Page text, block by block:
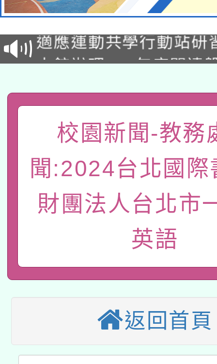
本校115學年度第2次
招甄選結果公告(無人
招)
適應運動共學行動站研
本館辦理115年度閱讀
礎課程
A3數位素養講師名單
「數位內容與教學軟
pilot」
有關大陸委員會函釋公
薪期間赴陸應申請許可
轉知經濟部水利署委託
業技術研究院辦理「
用水績優單位及節水達
115年8月22日(星期六
桃園市孔廟祈福系列
2026年桃園地景藝術
本校115學年度第2次
招甄選結果公告(無人
適應運動共學行動站研
本館辦理115年度閱讀
暨閱讀推動專業研習
科技賦能─人工智慧
礎課程
A3數位素養講師名單
校園新聞-教務
聞:2024台北國際
財團法人台北市
英語
返回首頁